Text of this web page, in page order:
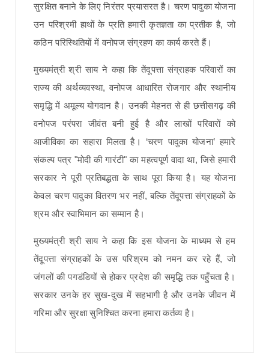
सुरक्षित बनाने के लिए निरंतर प्रयासरत है। चरण पादुका योजना
उन परिश्रमी हाथों के प्रति हमारी कृतज्ञता का प्रतीक है, जो
कठिन परिस्थितियों में वनोपज संग्रहण का कार्य करते हैं।
मुख्यमंत्री श्री साय ने कहा कि तेंदूपत्ता संग्राहक परिवारों का
राज्य की अर्थव्यवस्था, वनोपज आधारित रोजगार और स्थानीय
समृद्धि में अमूल्य योगदान है। उनकी मेहनत से ही छत्तीसगढ़ की
वनोपज परंपरा जीवंत बनी हुई है और लाखों परिवारों को
आजीविका का सहारा मिलता है। ‘चरण पादुका योजना’ हमारे
संकल्प पत्र "मोदी की गारंटी" का महत्वपूर्ण वादा था, जिसे हमारी
सरकार ने पूरी प्रतिबद्धता के साथ पूरा किया है। यह योजना
केवल चरण पादुका वितरण भर नहीं, बल्कि तेंदूपत्ता संग्राहकों के
श्रम और स्वाभिमान का सम्मान है।
मुख्यमंत्री श्री साय ने कहा कि इस योजना के माध्यम से हम
तेंदूपत्ता संग्राहकों के उस परिश्रम को नमन कर रहे हैं, जो
जंगलों की पगडंडियों से होकर प्रदेश की समृद्धि तक पहुँचता है।
सरकार उनके हर सुख-दुख में सहभागी है और उनके जीवन में
गरिमा और सुरक्षा सुनिश्चित करना हमारा कर्तव्य है।